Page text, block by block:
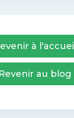
à l'accueil
Revenir au blog